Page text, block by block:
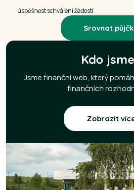
úspěšnost schválení žádostí
Srovnat
Kdo
Jsme finanční web, který
finančních
Zobrazit